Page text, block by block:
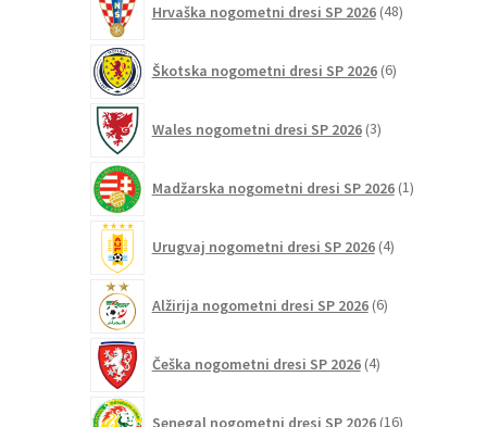
Hrvaška nogometni dresi SP 2026 48izdelkov
Škotska nogometni dresi SP 2026 6izdelkov
Wales nogometni dresi SP 2026 3izdelki
Madžarska nogometni dresi SP 2026 1izdelek
Urugvaj nogometni dresi SP 2026 4izdelki
Alžirija nogometni dresi SP 2026 6izdelkov
Češka nogometni dresi SP 2026 4izdelki
Senegal nogometni dresi SP 2026 16